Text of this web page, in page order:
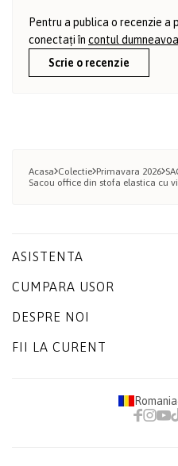
Pentru a publica o recenzie a
conectați în contul
Scrie o recenzie
Acasa Colectie Primavara 2026
Sacou office din stofa elastica cu
ASISTENTA
CUMPARA USOR
DESPRE NOI
FII LA CURENT
Romania